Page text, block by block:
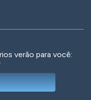
verão para você: